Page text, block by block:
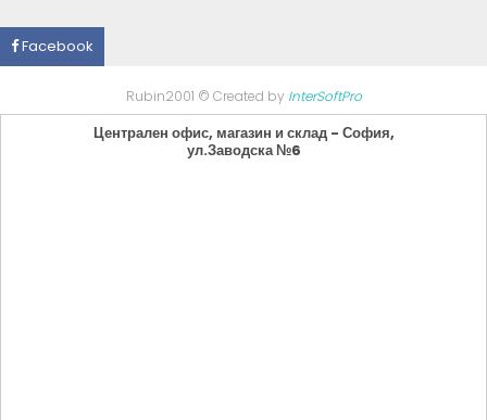
Facebook
Rubin2001 © Created by InterSoftPro
Централен офис, магазин и склад - София,
ул.Заводска №6